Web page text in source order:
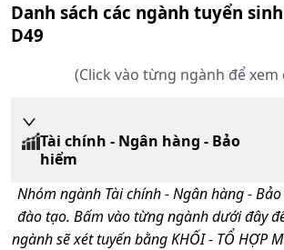
Danh sách các ngành tuyển
D49
(Click vào từng ngành để xem
Tài chính - Ngân hàng - Bảo
hiểm
Nhóm ngành Tài chính - Ngân hàng -
đào tạo. Bấm vào từng ngành dưới đây
ngành sẽ xét tuyến bằng KHỐI - TỔ HỢP